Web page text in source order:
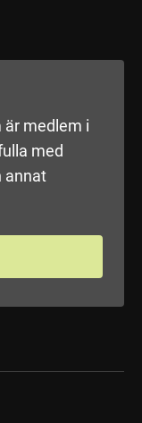
är medlem i
med
annat